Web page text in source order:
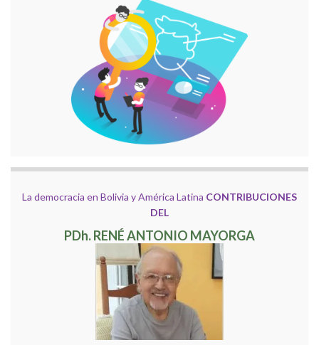
La democracia en Bolivia y América Latina CONTRIBUCIONES
DEL
PDh. RENÉ ANTONIO MAYORGA